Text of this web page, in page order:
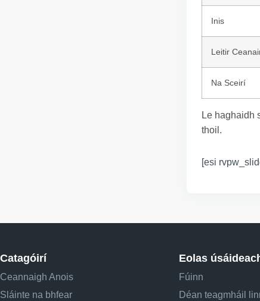
Inis
Leitir
Na Sceirí
Le haghaidh
thoil.
[esi
Catagóirí
Ceannaigh Anois
Sláinte na bhfear
Eolas
Fúinn
Déan teagmháil